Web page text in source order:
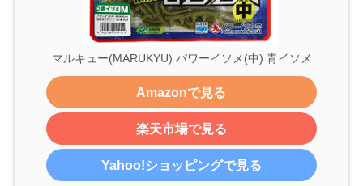
マルキュー(MARUKYU) パワーイソメ(中) 青イソメ
Amazonで見る
楽天市場で見る
Yahoo!ショッピングで見る